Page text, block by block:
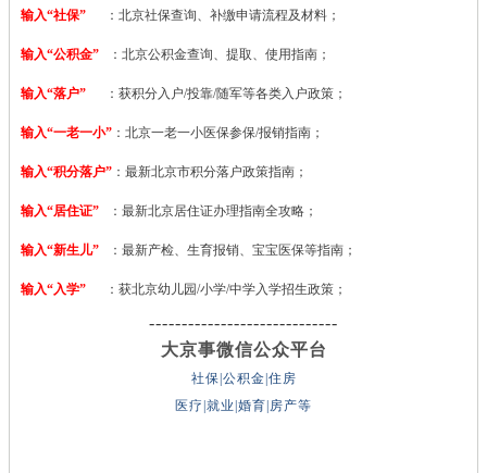
输入“社保” ：北京社保查询、补缴申请流程及材料；
输入“公积金” ：北京公积金查询、提取、使用指南；
输入“落户” ：获积分入户/投靠/随军等各类入户政策；
输入“一老一小” ：北京一老一小医保参保/报销指南；
输入“积分落户” ：最新北京市积分落户政策指南；
输入“居住证” ：最新北京居住证办理指南全攻略；
输入“新生儿” ：最新产检、生育报销、宝宝医保等指南；
输入“入学” ：获北京幼儿园/小学/中学入学招生政策；
-----------------------------
大京事微信公众平台
社保|公积金|住房
医疗|就业|婚育|房产等